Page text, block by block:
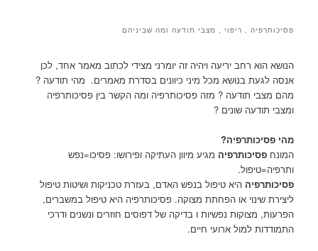
פסיכותרפיה , ריפוי , מצבי תודעה ומה שביניהם
הנושא הוא רחב יריעה ויהיה זה יומרני מצידי לכתוב מאמר אחד, לכן
אנסה לגעת בנושא מכל מיני כיוונים בסדרת מאמרים. מהי תודעה ?
מהם מצבי תודעה ? מזה פסיכותרפיה ומה הקשר בין פסיכותרפיה
ומצבי תודעה שונים ?
מהי פסיכותרפיה?
המונחפסיכותרפיה מגיע מיוון העתיקה ופירושו: פסיכו=נפש
ותרפיה=טיפול.
פסיכותרפיה היא טיפול בנפש האדם, בעזרת טכניקות ושיטות טיפול
ליצירת שינוי או הפחתת מצוקה. פסיכותרפיה היא טיפול במשברים,
הפרעות, מצוקות נפשיות ו בדיקה של דפוסים חוזרים ונשנים ודרכי
התמודדות למול ארועי חיים.